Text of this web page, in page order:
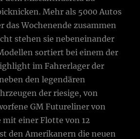
Mehr als 5000 Autos
das Wochenende zusammen
stehen sie nebeneinander
sortiert bei einem der
im Fahrerlager der
den legendären
der riesige, von
GM Futureliner von
mit einer Flotte von 12
den Amerikanern die neuen